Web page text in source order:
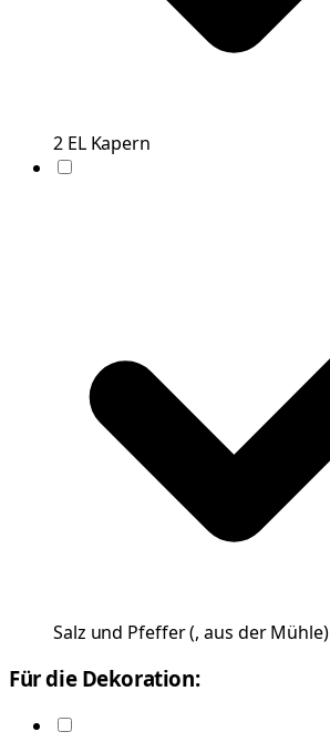
2 EL Kapern
Salz und Pfeffer(, aus der Mühle)
Für die Dekoration: